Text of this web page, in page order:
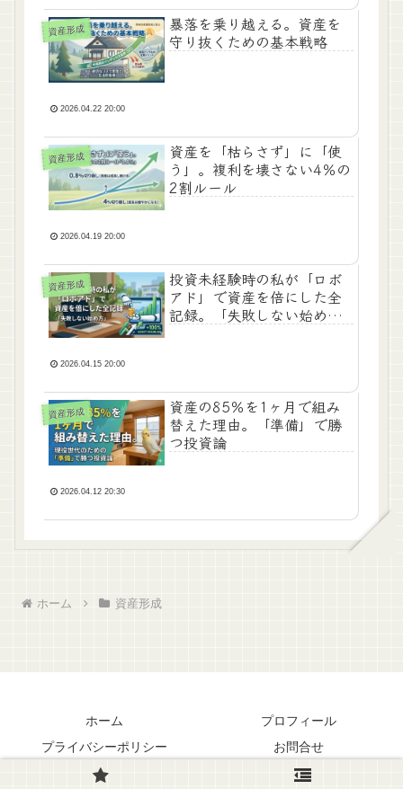
資産形成
暴落を乗り越える。資産を
守り抜くための基本戦略
2026.04.22 20:00
資産形成
​資産を「枯らさず」に「使
う」。複利を壊さない4％の
2割ルール
2026.04.19 20:00
資産形成
​投資未経験時の私が「ロボ
アド」で資産を倍にした全
記録。「失敗しない始め
2026.04.15 20:00
資産形成
資産の85％を1ヶ月で組み
替えた理由。「準備」で勝
つ投資論
2026.04.12 20:30
ホーム 資産形成
ホーム
プロフィール
プライバシーポリシー
お問合せ
© 2024-2026 今日がいちばんわかいから。.